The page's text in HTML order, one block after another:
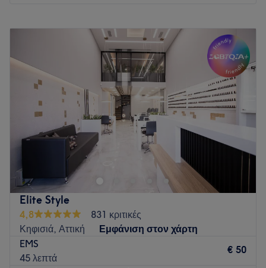
09:00
20:30
20:30
Πέμπτη
–20:30
Παρασκευή
20:30
Σάββατο
09:00–17:00
Κυριακή
Κλειστό
Το J'aime la beauté βρίσκεται στα Άνω Λιόσια και
προσφέρει μια μεγάλη γκάμα υπηρεσιών ομορφιάς.
Go to venue
Elite Style
4,8
831 κριτικές
Κηφισιά, Αττική
Εμφάνιση στον χάρτη
EMS
45 λεπτά
€ 50